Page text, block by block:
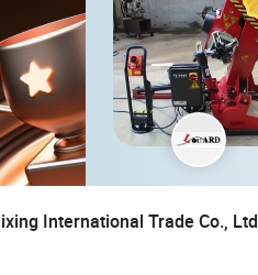
International Trade Co., Ltd